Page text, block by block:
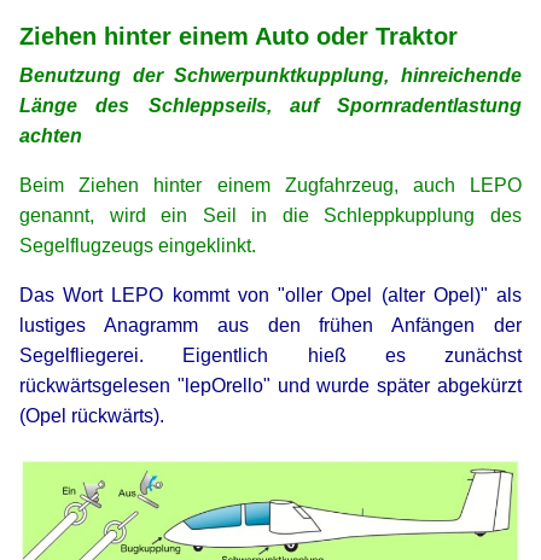
Ziehen hinter einem Auto oder Traktor
Benutzung der Schwerpunktkupplung, hinreichende
Länge des Schleppseils, auf Spornradentlastung
achten
Beim Ziehen hinter einem Zugfahrzeug, auch LEPO
genannt, wird ein Seil in die Schleppkupplung des
Segelflugzeugs eingeklinkt.
Das Wort LEPO kommt von "oller Opel (alter Opel)" als
lustiges Anagramm aus den frühen Anfängen der
Segelfliegerei. Eigentlich hieß es zunächst
rückwärtsgelesen "lepOrello" und wurde später abgekürzt
(Opel rückwärts).